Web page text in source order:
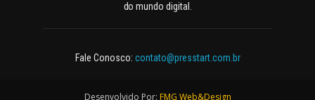
do mundo digital.
Fale Conosco: contato@presstart.com.br
Desenvolvido Por: FMG Web&Design